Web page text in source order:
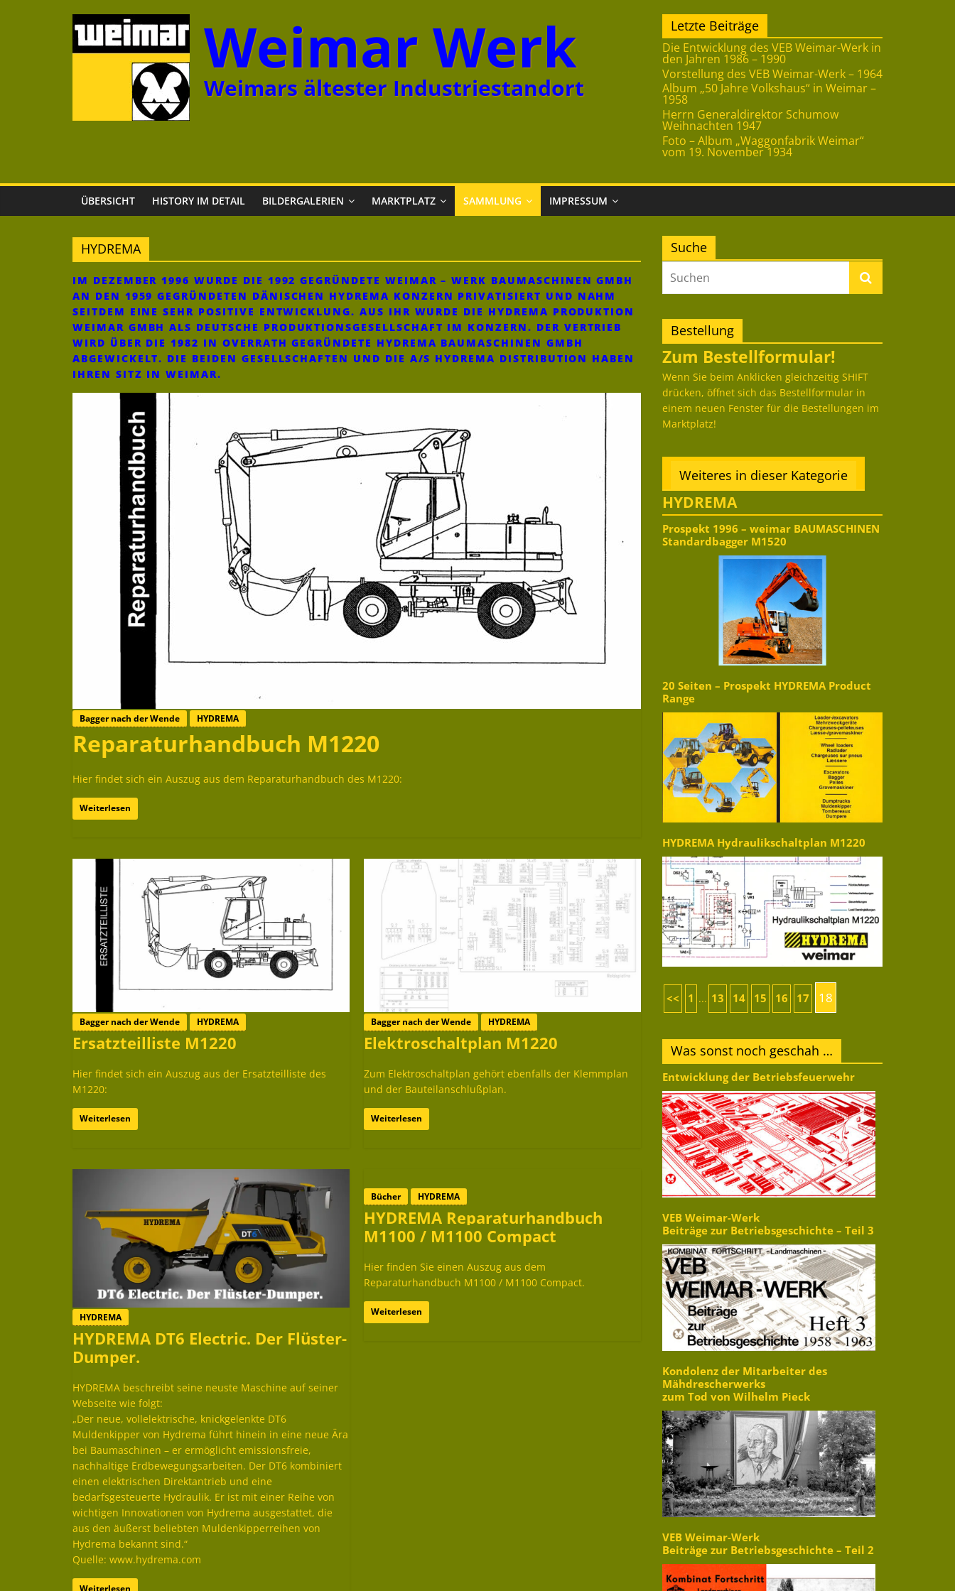
Weimar Werk
Weimars ältester Industriestandort
Letzte Beiträge
Die Entwicklung des VEB Weimar-Werk in
den Jahren 1986 – 1990
Vorstellung des VEB Weimar-Werk – 1964
Album „50 Jahre Volkshaus“ in Weimar –
1958
Herrn Generaldirektor Schumow
Weihnachten 1947
Foto – Album „Waggonfabrik Weimar“
vom 19. November 1934
ÜBERSICHT HISTORY IM DETAIL BILDERGALERIEN MARKTPLATZ SAMMLUNG IMPRESSUM
HYDREMA
IM DEZEMBER 1996 WURDE DIE 1992 GEGRÜNDETE WEIMAR – WERK BAUMASCHINEN GMBH
AN DEN 1959 GEGRÜNDETEN DÄNISCHEN HYDREMA KONZERN PRIVATISIERT UND NAHM
SEITDEM EINE SEHR POSITIVE ENTWICKLUNG. AUS IHR WURDE DIE HYDREMA PRODUKTION
WEIMAR GMBH ALS DEUTSCHE PRODUKTIONSGESELLSCHAFT IM KONZERN. DER VERTRIEB
WIRD ÜBER DIE 1982 IN OVERRATH GEGRÜNDETE HYDREMA BAUMASCHINEN GMBH
ABGEWICKELT. DIE BEIDEN GESELLSCHAFTEN UND DIE A/S HYDREMA DISTRIBUTION HABEN
IHREN SITZ IN WEIMAR.
Bagger nach der Wende HYDREMA
Reparaturhandbuch M1220
Hier findet sich ein Auszug aus dem Reparaturhandbuch des M1220:
Weiterlesen
Bagger nach der Wende HYDREMA
Ersatzteilliste M1220
Hier findet sich ein Auszug aus der Ersatzteilliste des
M1220:
Weiterlesen
Bagger nach der Wende HYDREMA
Elektroschaltplan M1220
Zum Elektroschaltplan gehört ebenfalls der Klemmplan
und der Bauteilanschlußplan.
Weiterlesen
HYDREMA
HYDREMA DT6 Electric. Der Flüster-
Dumper.
HYDREMA beschreibt seine neuste Maschine auf seiner
Webseite wie folgt:
„Der neue, vollelektrische, knickgelenkte DT6
Muldenkipper von Hydrema führt hinein in eine neue Ära
bei Baumaschinen – er ermöglicht emissionsfreie,
nachhaltige Erdbewegungsarbeiten. Der DT6 kombiniert
einen elektrischen Direktantrieb und eine
bedarfsgesteuerte Hydraulik. Er ist mit einer Reihe von
wichtigen Innovationen von Hydrema ausgestattet, die
aus den äußerst beliebten Muldenkipperreihen von
Hydrema bekannt sind.“
Quelle: www.hydrema.com
Weiterlesen
Bücher HYDREMA
HYDREMA Reparaturhandbuch
M1100 / M1100 Compact
Hier finden Sie einen Auszug aus dem
Reparaturhandbuch M1100 / M1100 Compact.
Weiterlesen
Suche
Bestellung
Zum Bestellformular!
Wenn Sie beim Anklicken gleichzeitig SHIFT
drücken, öffnet sich das Bestellformular in
einem neuen Fenster für die Bestellungen im
Marktplatz!
Weiteres in dieser Kategorie
HYDREMA
Prospekt 1996 – weimar BAUMASCHINEN
Standardbagger M1520
20 Seiten – Prospekt HYDREMA Product
Range
HYDREMA Hydraulikschaltplan M1220
<< 1 ... 13 14 15 16 17 18
Was sonst noch geschah …
Entwicklung der Betriebsfeuerwehr
VEB Weimar-Werk
Beiträge zur Betriebsgeschichte – Teil 3
Kondolenz der Mitarbeiter des
Mähdrescherwerks
zum Tod von Wilhelm Pieck
VEB Weimar-Werk
Beiträge zur Betriebsgeschichte – Teil 2